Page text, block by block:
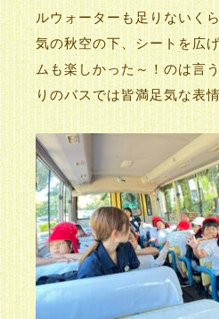
ルウォーターも足りないく
気の秋空の下、シートを広
ムも楽しかった～！のは言
りのバスでは皆満足気な表